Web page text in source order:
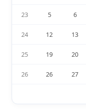
23 5 6
24 12 13
25 19 20
26 26 27